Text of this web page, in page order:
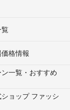
格情報
一覧・おすすめ
ョップ ファッシ